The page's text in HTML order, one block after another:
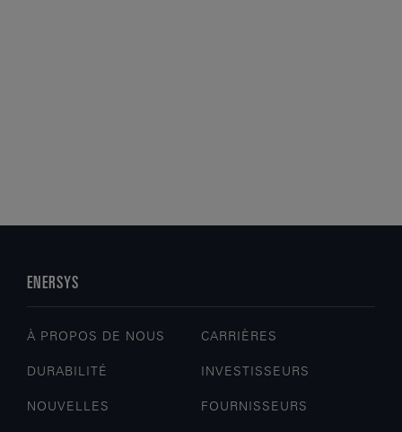
ENERSYS
À PROPOS DE NOUS CARRIÈRES
DURABILITÉ INVESTISSEURS
NOUVELLES FOURNISSEURS